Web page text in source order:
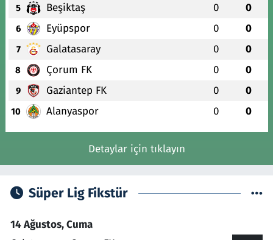
5 Beşiktaş 0 0
6 Eyüpspor 0 0
7 Galatasaray 0 0
8 Çorum FK 0 0
9 Gaziantep FK 0 0
10 Alanyaspor 0 0
Detaylar için tıklayın
Süper Lig Fikstür
14 Ağustos, Cuma